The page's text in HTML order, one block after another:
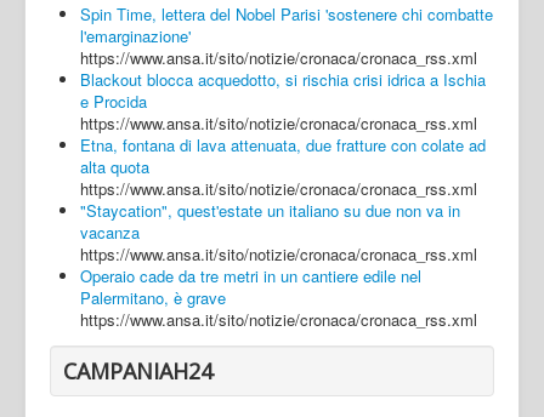
Napoli
Salerno
Login
Spin Time, lettera del Nobel Parisi 'sostenere chi combatte
l'emarginazione'
https://www.ansa.it/sito/notizie/cronaca/cronaca_rss.xml
Blackout blocca acquedotto, si rischia crisi idrica a Ischia
e Procida
https://www.ansa.it/sito/notizie/cronaca/cronaca_rss.xml
Etna, fontana di lava attenuata, due fratture con colate ad
alta quota
https://www.ansa.it/sito/notizie/cronaca/cronaca_rss.xml
"Staycation", quest'estate un italiano su due non va in
vacanza
https://www.ansa.it/sito/notizie/cronaca/cronaca_rss.xml
Operaio cade da tre metri in un cantiere edile nel
Palermitano, è grave
https://www.ansa.it/sito/notizie/cronaca/cronaca_rss.xml
CAMPANIAH24